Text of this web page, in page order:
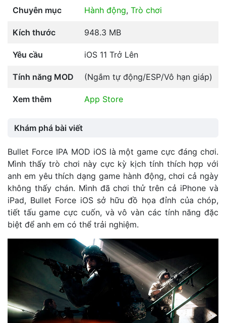
Chuyên mục Hành động, Trò chơi
Kích thước 948.3 MB
Yêu cầu iOS 11 Trở Lên
Tính năng MOD (Ngắm tự động/ESP/Vô hạn giáp)
Xem thêm App Store
Khám phá bài viết
Bullet Force IPA MOD iOS là một game cực đáng chơi.
Mình thấy trò chơi này cực kỳ kịch tính thích hợp với
anh em yêu thích dạng game hành động, chơi cả ngày
không thấy chán. Mình đã chơi thử trên cả iPhone và
iPad, Bullet Force iOS sở hữu đồ họa đỉnh của chóp,
tiết tấu game cực cuốn, và vô vàn các tính năng đặc
biệt để anh em có thể trải nghiệm.